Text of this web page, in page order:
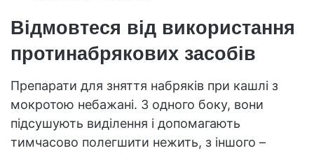
Відмовтеся від використання
протинабрякових засобів
Препарати для зняття набряків при кашлі з
мокротою небажані. З одного боку, вони
підсушують виділення і допомагають
тимчасово полегшити нежить, з іншого –